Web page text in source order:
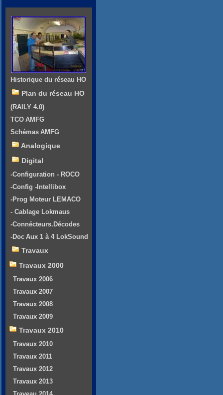
Historique du réseau HO
Plan du réseau HO
(RAILY 4.0)
TCO AMFG
Schémas AMFG
Analogique
Digital
-Configuration - ROCO
-Config -Intellibox
-Prog Moteur LEMACO
- Cablage Lokmaus
-Connécteurs.Décodes
-Doc Aux 1 à 4 LokSound
Travaux
Travaux 2000
Travaux 2006
Travaux 2007
Travaux 2008
Travaux 2009
Travaux 2010
Travaux 2010
Travaux 2011
Travaux 2012
Travaux 2013